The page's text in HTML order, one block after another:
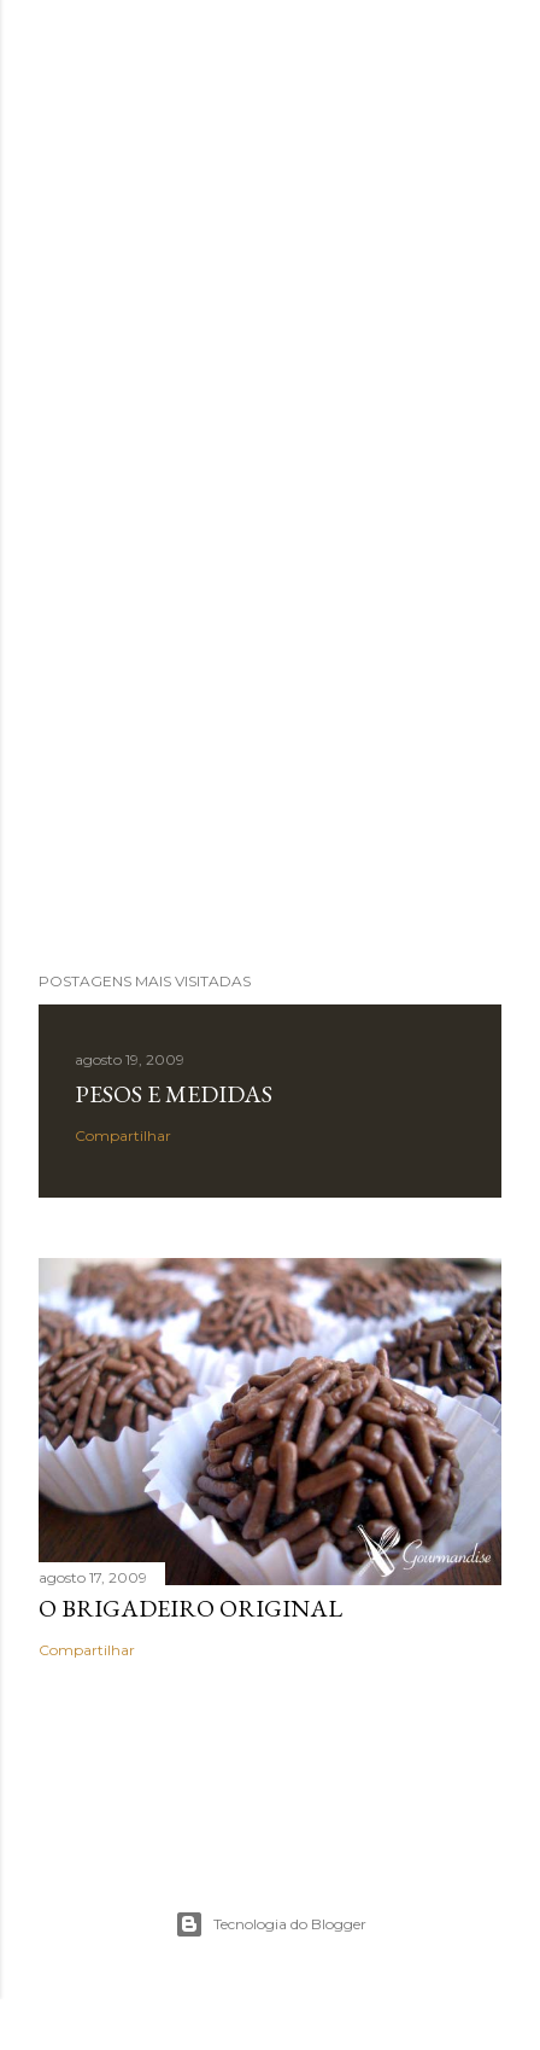
POSTAGENS MAIS VISITADAS
agosto 19, 2009
PESOS E MEDIDAS
Compartilhar
agosto 17, 2009
O BRIGADEIRO ORIGINAL
Compartilhar
Tecnologia do Blogger